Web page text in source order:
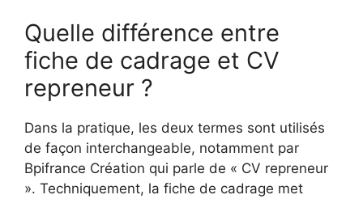
Quelle différence entre
fiche de cadrage et CV
repreneur ?
Dans la pratique, les deux termes sont utilisés
de façon interchangeable, notamment par
Bpifrance Création qui parle de « CV repreneur
». Techniquement, la fiche de cadrage met